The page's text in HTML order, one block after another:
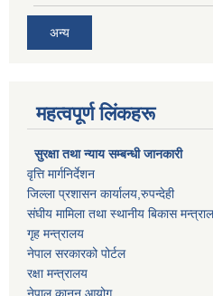
अन्य
महत्वपूर्ण लिंकहरू
सुरक्षा तथा न्याय सम्बन्धी जानकारी
वृत्ति मार्गनिर्देशन
जिल्ला प्रशासन कार्यालय,रुपन्देही
संघीय मामिला तथा स्थानीय बिकास
गृह मन्त्रालय
नेपाल सरकारको पोर्टल
रक्षा मन्त्रालय